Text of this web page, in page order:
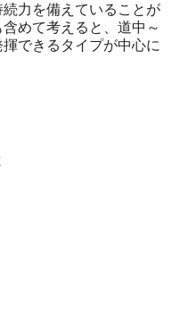
力を備えていることが
めて考えると、道中～
できるタイプが中心に